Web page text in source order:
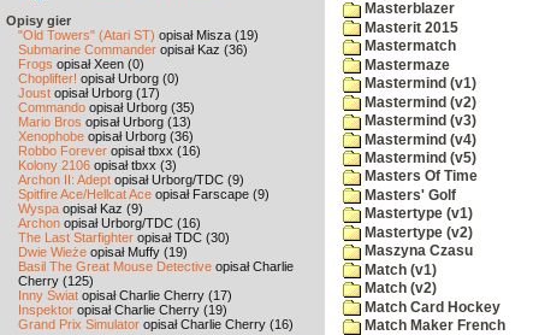
Opisy gier
"Old Towers" (Atari ST) opisał Misza (19)
Submarine Commander opisał Kaz (36)
Frogs opisał Xeen (0)
Choplifter! opisał Urborg (0)
Joust opisał Urborg (17)
Commando opisał Urborg (35)
Mario Bros opisał Urborg (13)
Xenophobe opisał Urborg (36)
Robbo Forever opisał tbxx (16)
Kolony 2106 opisał tbxx (3)
Archon II: Adept opisał Urborg/TDC (9)
Spitfire Ace/Hellcat Ace opisał Farscape (9)
Wyspa opisał Kaz (9)
Archon opisał Urborg/TDC (16)
The Last Starfighter opisał TDC (30)
Dwie Wieże opisał Muffy (19)
Basil The Great Mouse Detective opisał Charlie
Cherry (125)
Inny Świat opisał Charlie Cherry (17)
Inspektor opisał Charlie Cherry (19)
Grand Prix Simulator opisał Charlie Cherry (16)
Masterblazer
Masterit 2015
Mastermatch
Mastermaze
Mastermind (v1)
Mastermind (v2)
Mastermind (v3)
Mastermind (v4)
Mastermind (v5)
Masters Of Time
Masters' Golf
Mastertype (v1)
Mastertype (v2)
Maszyna Czasu
Match (v1)
Match (v2)
Match Card Hockey
Match Maker French